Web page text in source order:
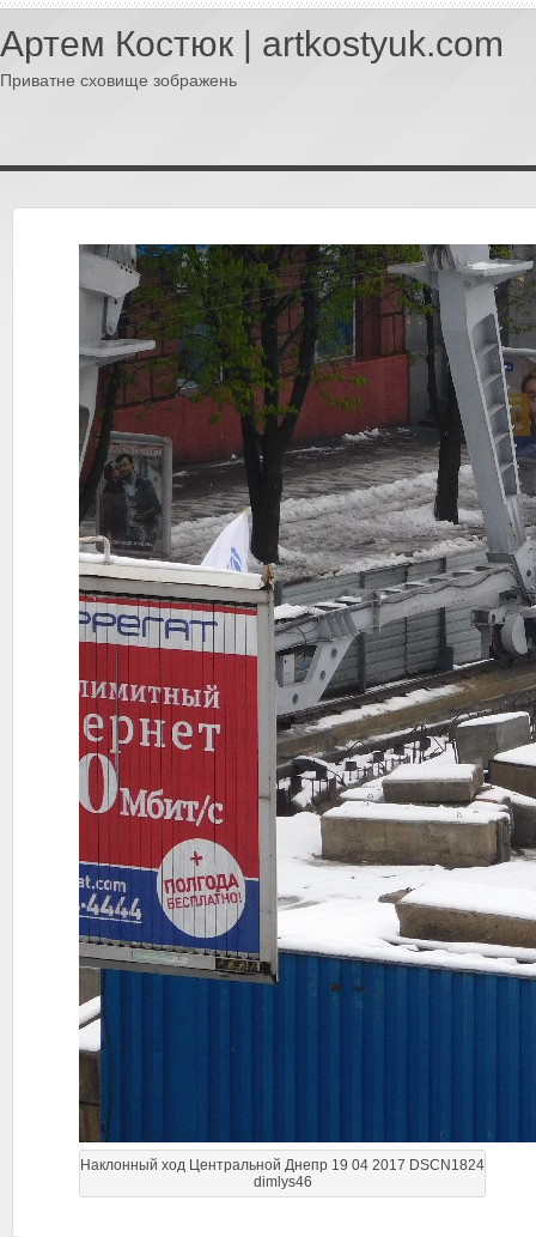
Артем Костюк | artkostyuk.com
Приватне сховище зображень
Наклонный ход Центральной Днепр 19 04 2017 DSCN1824
dimlys46